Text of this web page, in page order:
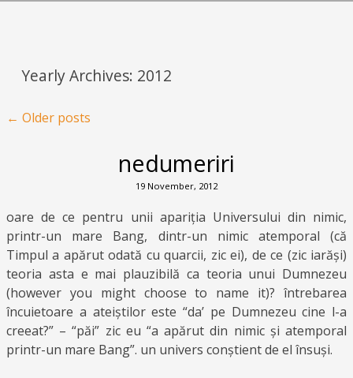
Yearly Archives: 2012
Post navigation
← Older posts
nedumeriri
19 November, 2012
oare de ce pentru unii apariția Universului din nimic,
printr-un mare Bang, dintr-un nimic atemporal (că
Timpul a apărut odată cu quarcii, zic ei), de ce (zic iarăși)
teoria asta e mai plauzibilă ca teoria unui Dumnezeu
(however you might choose to name it)? întrebarea
încuietoare a ateiștilor este “da’ pe Dumnezeu cine l-a
creeat?” – “păi” zic eu “a apărut din nimic și atemporal
printr-un mare Bang”. un univers conștient de el însuși.